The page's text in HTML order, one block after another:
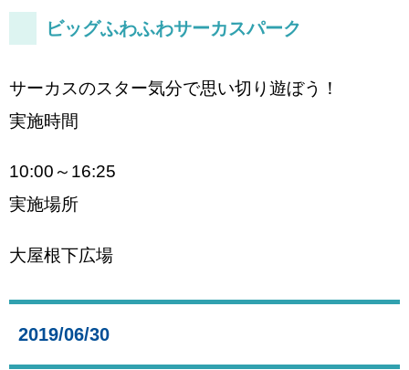
ビッグふわふわサーカスパーク
サーカスのスター気分で思い切り遊ぼう！
実施時間
10:00～16:25
実施場所
大屋根下広場
2019/06/30